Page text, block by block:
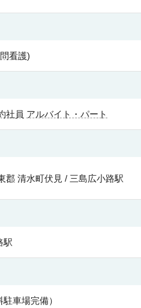
看護)
社員 アルバイト・パート
郡 清水町伏見 / 三島広小路駅
駅
車場完備）